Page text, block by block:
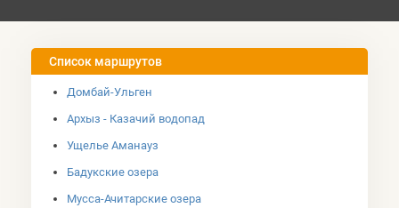
Список маршрутов
Домбай-Ульген
Архыз - Казачий водопад
Ущелье Аманауз
Бадукские озера
Мусса-Ачитарские озера